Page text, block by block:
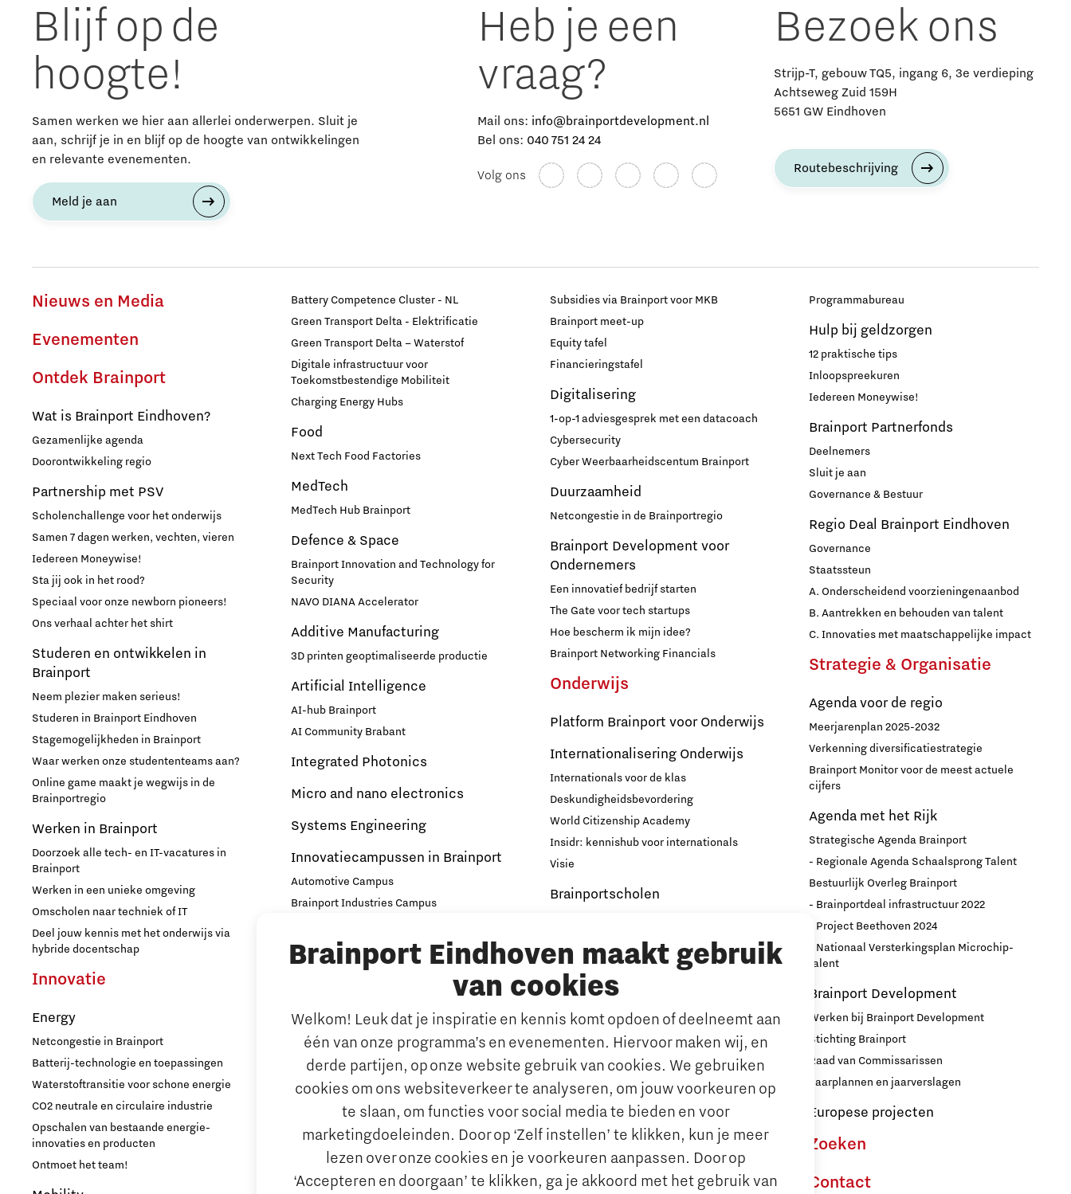
Brainport Eindhoven maakt gebruik
van cookies
Welkom! Leuk dat je inspiratie en kennis komt opdoen of deelneemt aan
één van onze programma’s en evenementen. Hiervoor maken wij, en
derde partijen, op onze website gebruik van cookies. We gebruiken
cookies om ons websiteverkeer te analyseren, om jouw voorkeuren op
te slaan, om functies voor social media te bieden en voor
marketingdoeleinden. Door op ‘Zelf instellen’ te klikken, kun je meer
lezen over onze cookies en je voorkeuren aanpassen. Door op
‘Accepteren en doorgaan’ te klikken, ga je akkoord met het gebruik van
Blijf op de
hoogte!
Samen werken we hier aan allerlei onderwerpen. Sluit je
aan, schrijf je in en blijf op de hoogte van ontwikkelingen
en relevante evenementen.
Meld je aan
Heb je een
vraag?
Mail ons: info@brainportdevelopment.nl
Bel ons: 040 751 24 24
Volg ons
Bezoek ons
Strijp-T, gebouw TQ5, ingang 6, 3e verdieping
Achtseweg Zuid 159H
5651 GW Eindhoven
Routebeschrijving
Nieuws en Media
Evenementen
Ontdek Brainport
Wat is Brainport Eindhoven?
Gezamenlijke agenda
Doorontwikkeling regio
Partnership met PSV
Scholenchallenge voor het onderwijs
Samen 7 dagen werken, vechten, vieren
Iedereen Moneywise!
Sta jij ook in het rood?
Speciaal voor onze newborn pioneers!
Ons verhaal achter het shirt
Studeren en ontwikkelen in
Brainport
Neem plezier maken serieus!
Studeren in Brainport Eindhoven
Stagemogelijkheden in Brainport
Waar werken onze studententeams aan?
Online game maakt je wegwijs in de
Brainportregio
Werken in Brainport
Doorzoek alle tech- en IT-vacatures in
Brainport
Werken in een unieke omgeving
Omscholen naar techniek of IT
Deel jouw kennis met het onderwijs via
hybride docentschap
Innovatie
Energy
Netcongestie in Brainport
Batterij-technologie en toepassingen
Waterstoftransitie voor schone energie
CO2 neutrale en circulaire industrie
Opschalen van bestaande energie-
innovaties en producten
Ontmoet het team!
Battery Competence Cluster - NL
Green Transport Delta - Elektrificatie
Green Transport Delta – Waterstof
Digitale infrastructuur voor
Toekomstbestendige Mobiliteit
Charging Energy Hubs
Food
Next Tech Food Factories
MedTech
MedTech Hub Brainport
Defence & Space
Brainport Innovation and Technology for
Security
NAVO DIANA Accelerator
Additive Manufacturing
3D printen geoptimaliseerde productie
Artificial Intelligence
AI-hub Brainport
AI Community Brabant
Integrated Photonics
Micro and nano electronics
Systems Engineering
Innovatiecampussen in Brainport
Automotive Campus
Brainport Industries Campus
Strijp District
TU/e Campus
Arbeidsmarkt
Aantrekken en behouden van talent
Internationaal talent aantrekken en
behouden
Hoe werken de jobportals
Reskilling in Brainport
Subsidies via Brainport voor MKB
Brainport meet-up
Equity tafel
Financieringstafel
Digitalisering
1-op-1 adviesgesprek met een datacoach
Cybersecurity
Cyber Weerbaarheidscentum Brainport
Duurzaamheid
Netcongestie in de Brainportregio
Brainport Development voor
Ondernemers
Een innovatief bedrijf starten
The Gate voor tech startups
Hoe bescherm ik mijn idee?
Brainport Networking Financials
Onderwijs
Platform Brainport voor Onderwijs
Internationalisering Onderwijs
Internationals voor de klas
Deskundigheidsbevordering
World Citizenship Academy
Insidr: kennishub voor internationals
Visie
Brainportscholen
Publicaties Brainport voor
Onderwijs
Whitepapers & Onderzoeken
Nieuwsbrief
Insidr wijst ‘internationale’ ouders
de weg in onderwijsland
Maatschappelijk
Brainport voor Elkaar
Over Brainport voor Elkaar
Programmabureau
Hulp bij geldzorgen
12 praktische tips
Inloopspreekuren
Iedereen Moneywise!
Brainport Partnerfonds
Deelnemers
Sluit je aan
Governance & Bestuur
Regio Deal Brainport Eindhoven
Governance
Staatssteun
A. Onderscheidend voorzieningenaanbod
B. Aantrekken en behouden van talent
C. Innovaties met maatschappelijke impact
Strategie & Organisatie
Agenda voor de regio
Meerjarenplan 2025-2032
Verkenning diversificatiestrategie
Brainport Monitor voor de meest actuele
cijfers
Agenda met het Rijk
Strategische Agenda Brainport
- Regionale Agenda Schaalsprong Talent
Bestuurlijk Overleg Brainport
- Brainportdeal infrastructuur 2022
- Project Beethoven 2024
- Nationaal Versterkingsplan Microchip-
talent
Brainport Development
Werken bij Brainport Development
Stichting Brainport
Raad van Commissarissen
Jaarplannen en jaarverslagen
Europese projecten
Zoeken
Contact